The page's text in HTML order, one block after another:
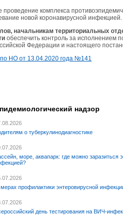
проведение комплекса
новой коронавирусной инфекцией.
начальникам территориальных
обеспечить контроль за исполнением
Федерации и настоящего
НО от 13.04.2020 года №141
надзор
о туберкулинодиагностике
море, аквапарк: где можно заразиться
профилактики энтеровирусной
день тестирования на ВИЧ-